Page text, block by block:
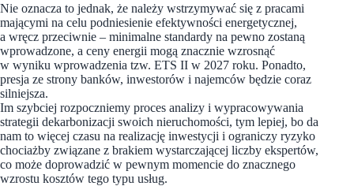
Nie oznacza to jednak, że należy wstrzymywać się z pracami
mającymi na celu podniesienie efektywności energetycznej,
a wręcz przeciwnie – minimalne standardy na pewno zostaną
wprowadzone, a ceny energii mogą znacznie wzrosnąć
w wyniku wprowadzenia tzw. ETS II w 2027 roku. Ponadto,
presja ze strony banków, inwestorów i najemców będzie coraz
silniejsza.
Im szybciej rozpoczniemy proces analizy i wypracowywania
strategii dekarbonizacji swoich nieruchomości, tym lepiej, bo da
nam to więcej czasu na realizację inwestycji i ograniczy ryzyko
chociażby związane z brakiem wystarczającej liczby ekspertów,
co może doprowadzić w pewnym momencie do znacznego
wzrostu kosztów tego typu usług.